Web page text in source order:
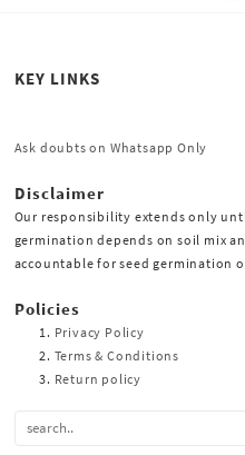
KEY LINKS
Ask doubts on Whatsapp Only
Disclaimer
Our responsibility extends only
germination depends on soil mix
accountable for seed germination
Policies
Privacy Policy
Terms & Conditions
Return policy